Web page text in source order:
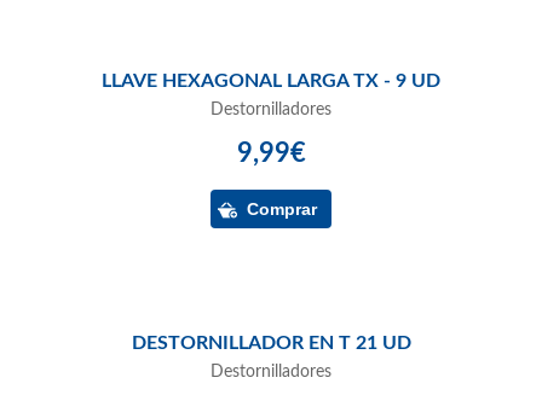
LLAVE HEXAGONAL LARGA TX - 9 UD
Destornilladores
9,99€
DESTORNILLADOR EN T 21 UD
Destornilladores